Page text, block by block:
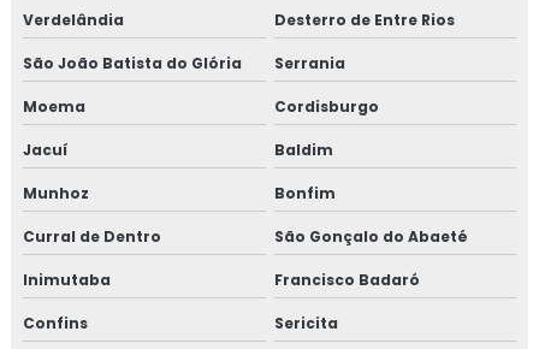
Verdelândia Desterro de Entre Rios
São João Batista do Glória Serrania
Moema Cordisburgo
Jacuí Baldim
Munhoz Bonfim
Curral de Dentro São Gonçalo do Abaeté
Inimutaba Francisco Badaró
Confins Sericita